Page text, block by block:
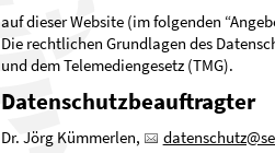
auf dieser Website (im folgenden
Die rechtlichen Grundlagen des
und dem Telemediengesetz (TMG).
Datenschutzbeauftragter
Dr. Jörg Kümmerlen,